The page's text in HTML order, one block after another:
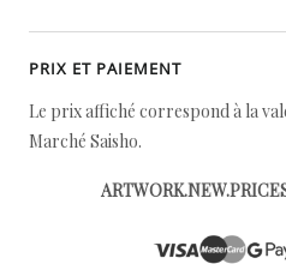
PRIX ET PAIEMENT
Le prix affiché correspond à la
Marché Saisho.